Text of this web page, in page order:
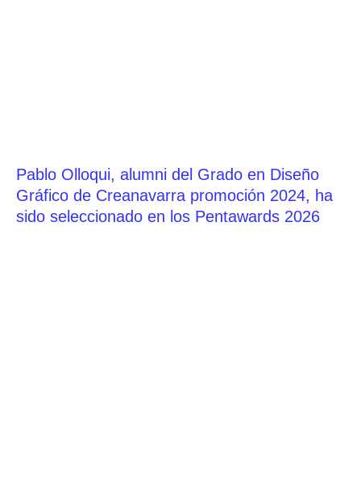
Pablo Olloqui, alumni del Grado en Diseño
Gráfico de Creanavarra promoción 2024, ha
sido seleccionado en los Pentawards 2026